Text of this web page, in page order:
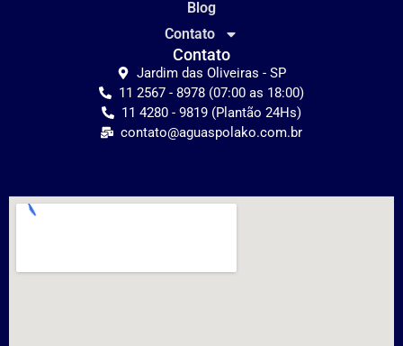
Blog
Contato
Contato
Jardim das Oliveiras - SP
11 2567 - 8978 (07:00 as 18:00)
11 4280 - 9819 (Plantão 24Hs)
contato@aguaspolako.com.br